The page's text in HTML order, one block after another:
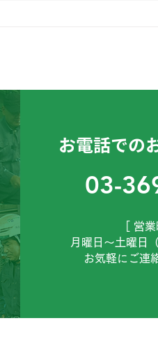
お電話での
03-
［ 営
月曜日～土曜日
お気軽にご連